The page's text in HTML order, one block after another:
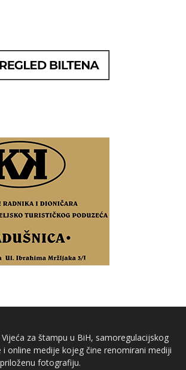
za štampu u BiH, samoregulacijskog
online medije kojeg čine renomirani mediji
fotografiju.